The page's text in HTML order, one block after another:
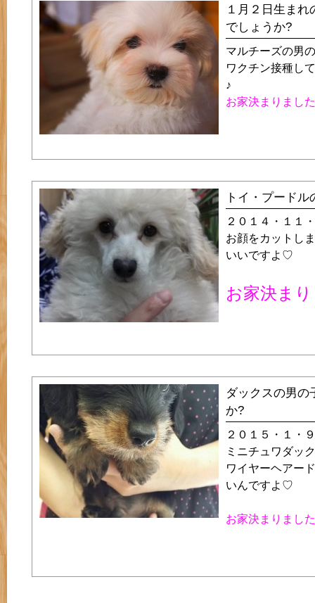
１月２日生ま
でしょうか?
マルチーズの男
ワクチン接種し
♪
お家決まりまし
トイ・プード
２０１４・１１
お顔をカットし
いいですよ♡
お家決ま
ダックスの男
か?
２０１５・１・
ミニチュワダッ
ワイヤーヘアー
いんですよ♡
お家決まりまし